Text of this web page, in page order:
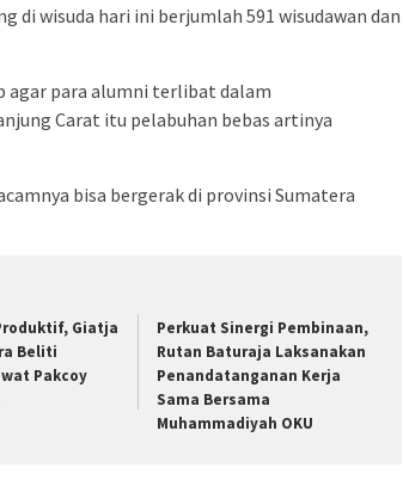
di wisuda hari ini berjumlah 591 wisudawan dan
agar para alumni terlibat dalam
Carat itu pelabuhan bebas artinya
bisa bergerak di provinsi Sumatera
Giatja
Beliti
Pakcoy
Perkuat Sinergi Pembinaan,
Rutan Baturaja Laksanakan
Penandatanganan Kerja
Sama Bersama
Muhammadiyah OKU